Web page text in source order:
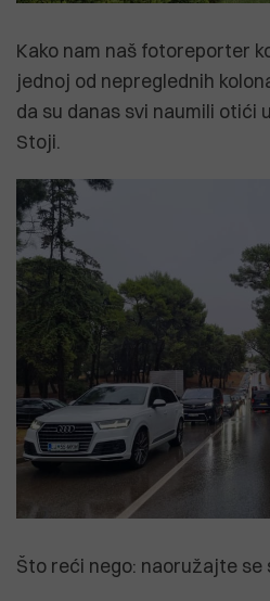
Kako nam naš fotoreporter
jednoj od nepreglednih
da su danas svi naumili otići
Stoji.
Što reći nego: naoružajte